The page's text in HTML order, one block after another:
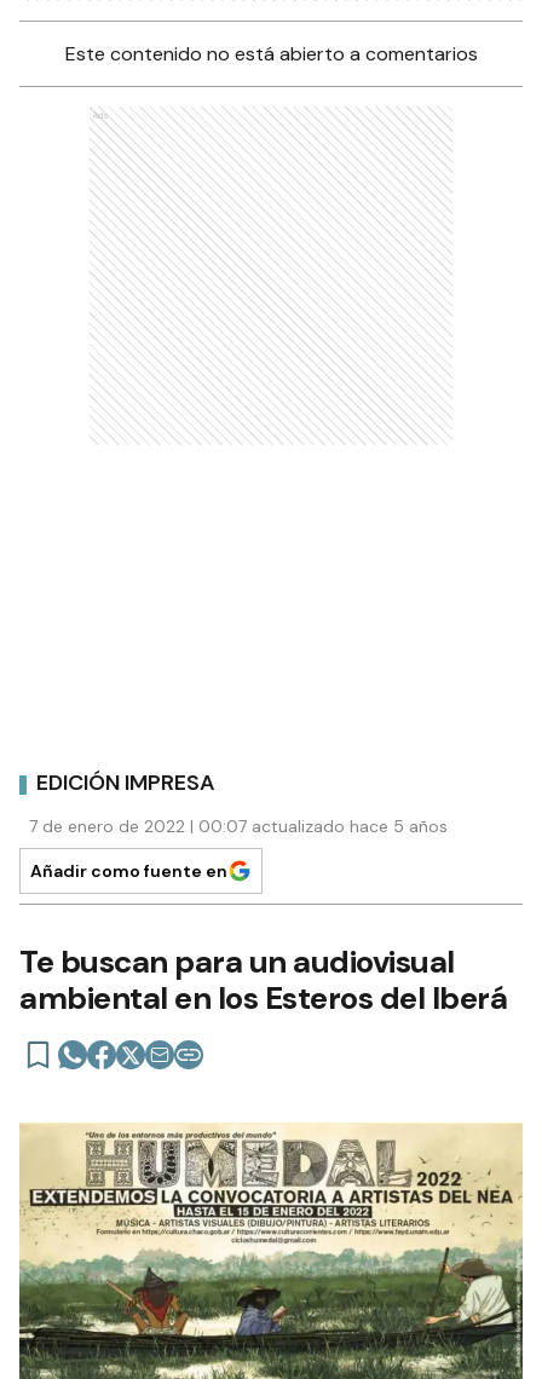
Este contenido no está abierto a comentarios
Ads
EDICIÓN IMPRESA
7 de enero de 2022 | 00:07 actualizado hace 5 años
Añadir como fuente en
Te buscan para un audiovisual
ambiental en los Esteros del Iberá